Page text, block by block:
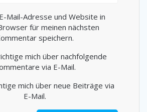
Mail-Adresse und Website in
für meinen nächsten
speichern.
mich über nachfolgende
via E-Mail.
mich über neue Beiträge via
E-Mail.